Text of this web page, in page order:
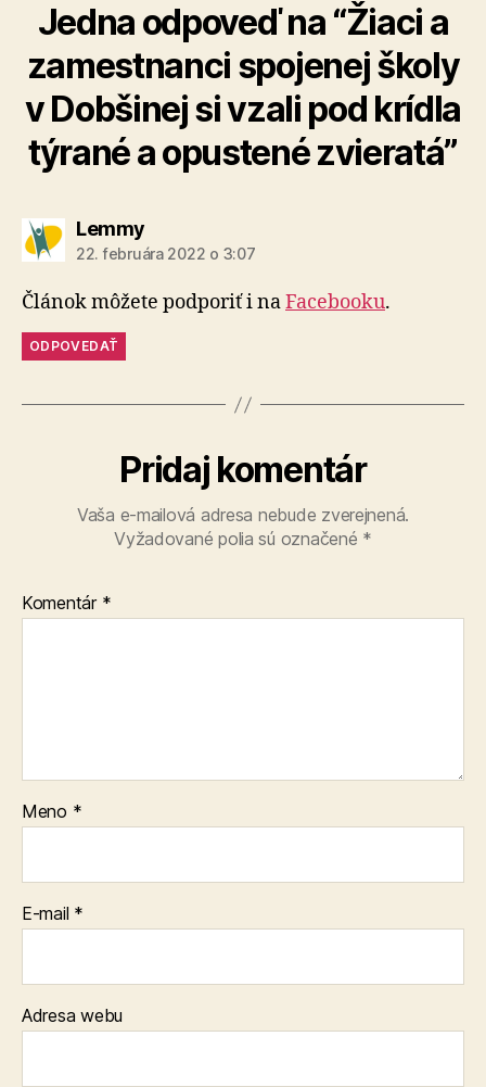
Jedna odpoveď na “Žiaci a
zamestnanci spojenej školy
v Dobšinej si vzali pod krídla
týrané a opustené zvieratá”
Lemmyhovorí:
22. februára 2022 o 3:07
Článok môžete podporiť i naFacebooku.
ODPOVEDAŤ
Pridaj komentár
Vaša e-mailová adresa nebude zverejnená.
Vyžadované polia sú označené *
Komentár *
Meno *
E-mail *
Adresa webu